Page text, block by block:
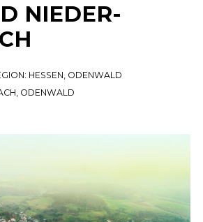
NIEDER-
HESSEN, ODENWALD
, ODENWALD